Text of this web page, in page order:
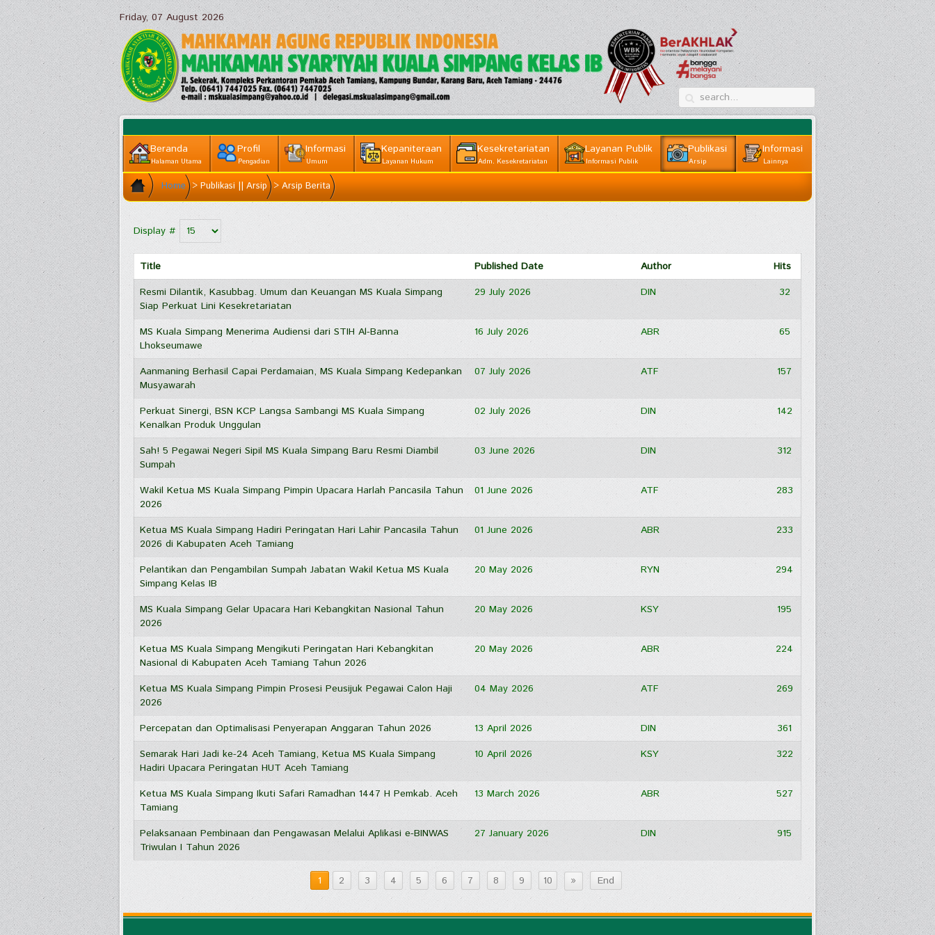
Friday, 07 August 2026
Beranda
Halaman Utama
Profil
Pengadian
Informasi
Umum
Kepaniteraan
Layanan Hukum
Kesekretariatan
Adm. Kesekretariatan
Layanan Publik
Informasi Publik
Publikasi
Arsip
Informasi
Lainnya
Home >Publikasi || Arsip >Arsip Berita
Display #
Title Published Date Author
Hits
Resmi Dilantik, Kasubbag. Umum dan Keuangan MS Kuala Simpang
Siap Perkuat Lini Kesekretariatan
29 July 2026 DIN 32
MS Kuala Simpang Menerima Audiensi dari STIH Al-Banna
Lhokseumawe
16 July 2026 ABR 65
Aanmaning Berhasil Capai Perdamaian, MS Kuala Simpang Kedepankan
Musyawarah
07 July 2026 ATF 157
Perkuat Sinergi, BSN KCP Langsa Sambangi MS Kuala Simpang
Kenalkan Produk Unggulan
02 July 2026 DIN 142
Sah! 5 Pegawai Negeri Sipil MS Kuala Simpang Baru Resmi Diambil
Sumpah
03 June 2026 DIN 312
Wakil Ketua MS Kuala Simpang Pimpin Upacara Harlah Pancasila Tahun
2026
01 June 2026 ATF 283
Ketua MS Kuala Simpang Hadiri Peringatan Hari Lahir Pancasila Tahun
2026 di Kabupaten Aceh Tamiang
01 June 2026 ABR 233
Pelantikan dan Pengambilan Sumpah Jabatan Wakil Ketua MS Kuala
Simpang Kelas IB
20 May 2026 RYN 294
MS Kuala Simpang Gelar Upacara Hari Kebangkitan Nasional Tahun
2026
20 May 2026 KSY 195
Ketua MS Kuala Simpang Mengikuti Peringatan Hari Kebangkitan
Nasional di Kabupaten Aceh Tamiang Tahun 2026
20 May 2026 ABR 224
Ketua MS Kuala Simpang Pimpin Prosesi Peusijuk Pegawai Calon Haji
2026
04 May 2026 ATF 269
Percepatan dan Optimalisasi Penyerapan Anggaran Tahun 2026 13 April 2026 DIN
361
Semarak Hari Jadi ke-24 Aceh Tamiang, Ketua MS Kuala Simpang
Hadiri Upacara Peringatan HUT Aceh Tamiang
10 April 2026 KSY 322
Ketua MS Kuala Simpang Ikuti Safari Ramadhan 1447 H Pemkab. Aceh
Tamiang
13 March 2026 ABR 527
Pelaksanaan Pembinaan dan Pengawasan Melalui Aplikasi e-BINWAS
Triwulan I Tahun 2026
27 January 2026 DIN 915
1 2 3 4 5 6 7 8 9 10 » End